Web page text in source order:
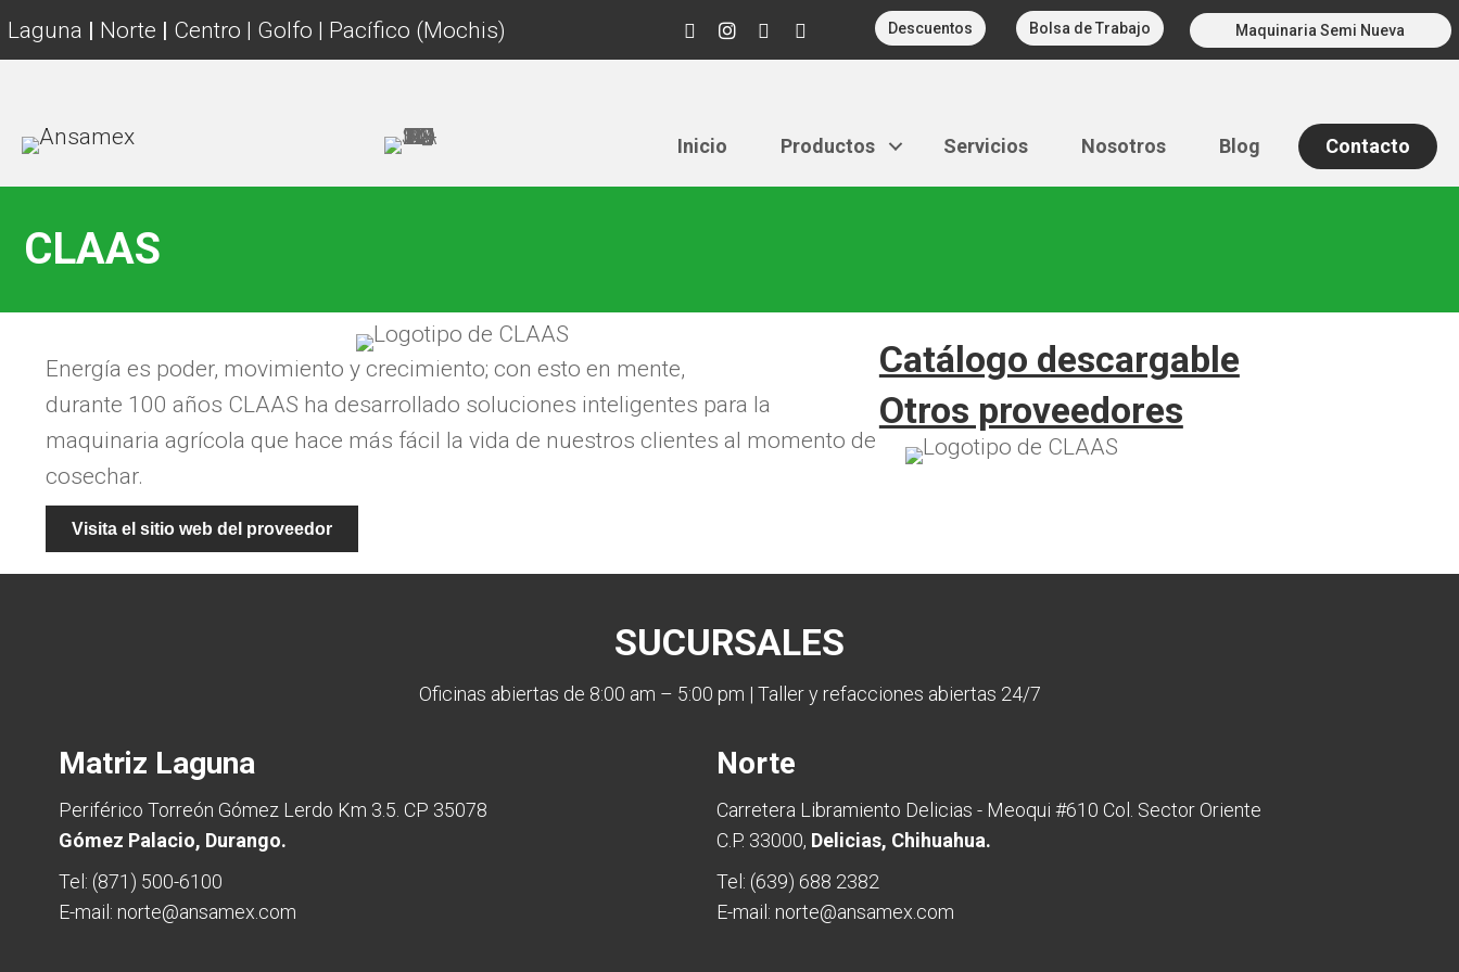
Laguna | Norte | Centro | Golfo | Pacífico (Mochis) Descuentos Bolsa de Trabajo Maquinaria Semi Nueva
Inicio Productos Servicios Nosotros Blog Contacto
CLAAS
Energía es poder, movimiento y crecimiento; con esto en mente,
durante 100 años CLAAS ha desarrollado soluciones inteligentes para la
maquinaria agrícola que hace más fácil la vida de nuestros clientes al momento de
cosechar.
Catálogo descargable
Otros proveedores
Visita el sitio web del proveedor
SUCURSALES
Oficinas abiertas de 8:00 am – 5:00 pm | Taller y refacciones abiertas 24/7
Matriz Laguna
Periférico Torreón Gómez Lerdo Km 3.5. CP 35078
Gómez Palacio, Durango.
Tel: (871) 500-6100
E-mail: norte@ansamex.com
Norte
Carretera Libramiento Delicias - Meoqui #610 Col. Sector Oriente
C.P. 33000, Delicias, Chihuahua.
Tel: (639) 688 2382
E-mail: norte@ansamex.com